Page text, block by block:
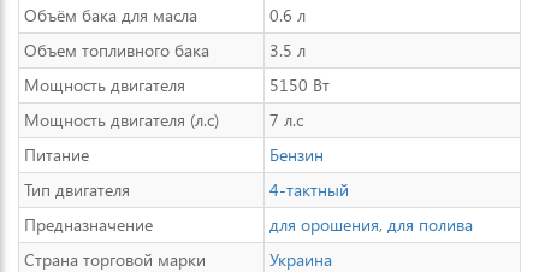
Объём бака для масла
0.6 л
Объем топливного бака
3.5 л
Мощность двигателя
5150 Вт
Мощность двигателя (л.с)
7 л.с
Питание
Бензин
Тип двигателя
4-тактный
Предназначение
для орошения, для полива
Страна торговой марки
Украина